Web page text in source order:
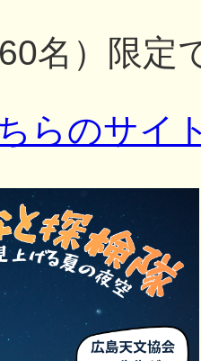
名）限定
らのサイ